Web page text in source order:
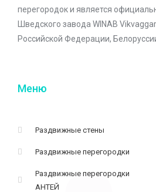
перегородок и является
Шведского завода WINAB
Российской Федерации,
Меню
Раздвижные стены
Раздвижные перегородки
Раздвижные перегородки
АНТЕЙ